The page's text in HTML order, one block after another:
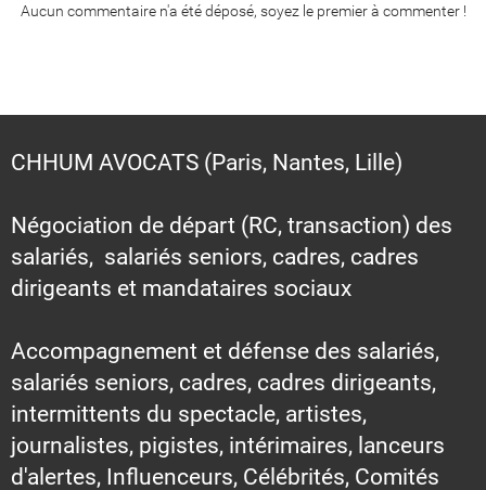
Aucun commentaire n'a été déposé, soyez le premier à commenter !
CHHUM AVOCATS (Paris, Nantes, Lille)
Négociation de départ (RC, transaction) des
salariés, salariés seniors, cadres, cadres
dirigeants et mandataires sociaux
Accompagnement et défense des salariés,
salariés seniors, cadres, cadres dirigeants,
intermittents du spectacle, artistes,
journalistes, pigistes, intérimaires, lanceurs
d'alertes, Influenceurs, Célébrités, Comités